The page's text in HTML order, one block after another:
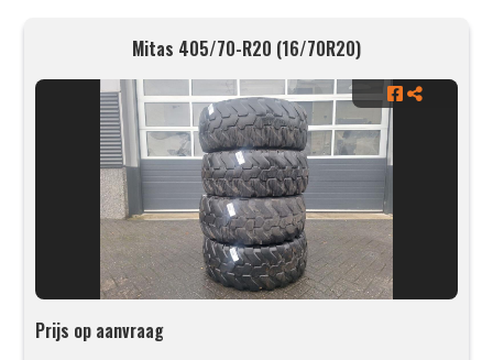
Mitas 405/70-R20 (16/70R20)
Prijs op aanvraag